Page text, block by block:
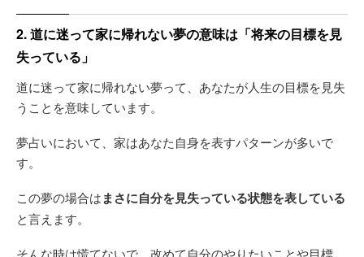
2. 道に迷って家に帰れない夢の意味は「将来の目標を見
失っている」
道に迷って家に帰れない夢って、あなたが人生の目標を見失
うことを意味しています。
夢占いにおいて、家はあなた自身を表すパターンが多いで
す。
この夢の場合はまさに自分を見失っている状態を表している
と言えます。
そんな時は慌てないで、改めて自分のやりたいことや目標、